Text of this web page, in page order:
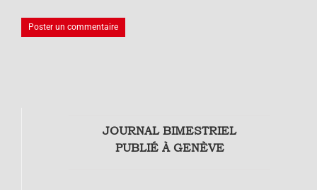
JOURNAL BIMESTRIEL
PUBLIÉ À GENÈVE